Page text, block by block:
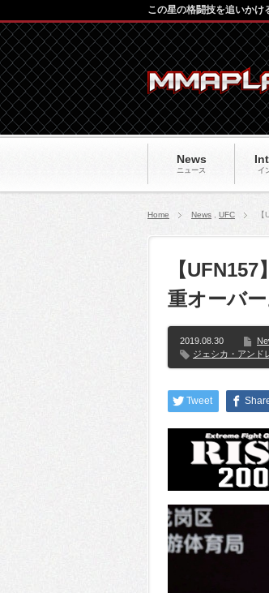
News
ニュース イ
この星の格闘技を追いかけ
Home News UFC
【
重オーバ
2019.08.30
ジェシカ・アンド
Tweet